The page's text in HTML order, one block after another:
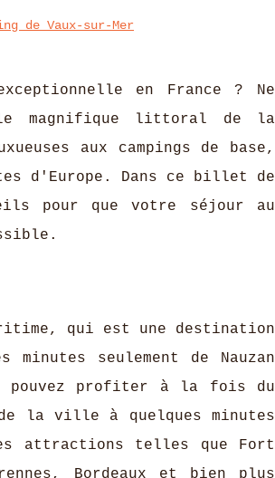
de Vaux-sur-Mer
en France ? Ne
le magnifique littoral de la
aux campings de base,
d'Europe. Dans ce billet de
pour que votre séjour au
qui est une destination
seulement de Nauzan
pouvez profiter à la fois du
la ville à quelques minutes
attractions telles que Fort
Bordeaux et bien plus